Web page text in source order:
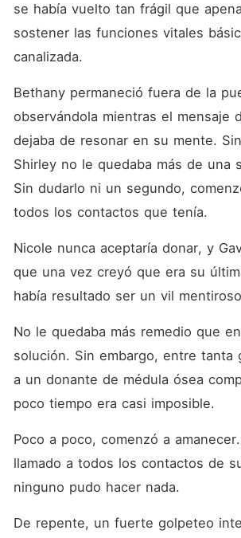
se había vuelto tan frágil que
sostener las funciones vitales
canalizada.
Bethany permaneció fuera de la
observándola mientras el mensaje
dejaba de resonar en su mente.
Shirley no le quedaba más de una
Sin dudarlo ni un segundo,
todos los contactos que tenía.
Nicole nunca aceptaría donar, y
que una vez creyó que era su
había resultado ser un vil
No le quedaba más remedio que
solución. Sin embargo, entre tanta
a un donante de médula ósea
poco tiempo era casi imposible.
Poco a poco, comenzó a
llamado a todos los contactos de
ninguno pudo hacer nada.
De repente, un fuerte golpeteo